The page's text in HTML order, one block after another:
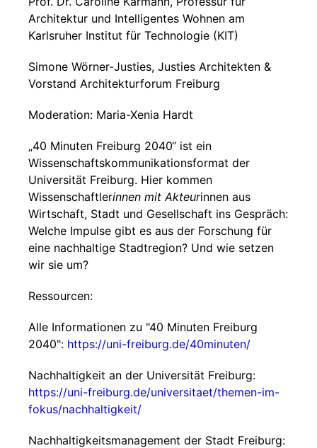
Architektur und Intelligentes Wohnen am
Karlsruher Institut für Technologie (KIT)
Simone Wörner-Justies, Justies Architekten &
Vorstand Architekturforum Freiburg
Moderation: Maria-Xenia Hardt
„40 Minuten Freiburg 2040“ ist ein
Wissenschaftskommunikationsformat der
Universität Freiburg. Hier kommen
Wissenschaftlerinnen mit Akteurinnen aus
Wirtschaft, Stadt und Gesellschaft ins Gespräch:
Welche Impulse gibt es aus der Forschung für
eine nachhaltige Stadtregion? Und wie setzen
wir sie um?
Ressourcen:
Alle Informationen zu "40 Minuten Freiburg
2040": https://uni-freiburg.de/40minuten/
Nachhaltigkeit an der Universität Freiburg:
https://uni-freiburg.de/universitaet/themen-im-
fokus/nachhaltigkeit/
Nachhaltigkeitsmanagement der Stadt Freiburg: